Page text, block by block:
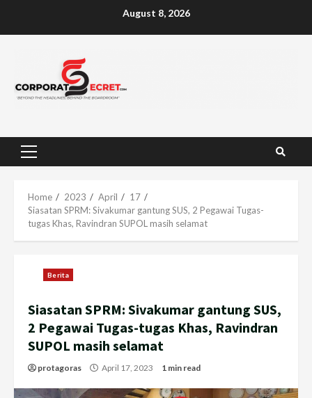
August 8, 2026
Primary
Home 2023 April
17
Siasatan SPRM: Sivakumar gantung SUS, 2 Pegawai Tugas-
tugas Khas, Ravindran SUPOL masih selamat
Berita
Siasatan SPRM: Sivakumar gantung SUS,
2 Pegawai Tugas-tugas Khas, Ravindran
SUPOL masih selamat
protagoras April 17, 2023 1 min read